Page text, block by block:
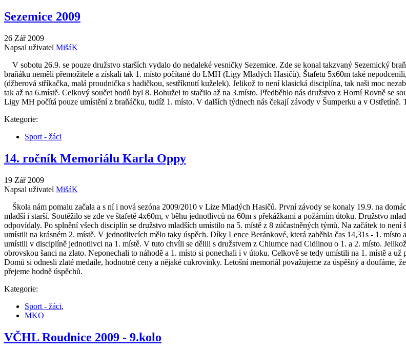
Sezemice 2009
26 Zář 2009
Napsal uživatel MišáK
V sobotu 26.9. se pouze družstvo starších vydalo do nedaleké vesničky Sezemice. Zde se konal takzvaný Sezemický
braňáku neměli přemožitele a získali tak 1. místo počítané do LMH (Ligy Mladých Hasičů). Štafetu 5x60m také
(džberová stříkačka, malá proudnička s hadičkou, sestříknutí kuželek). Jelikož to není klasická disciplína, tak naši moc
tak až na 6.místě. Celkový součet bodů byl 8. Bohužel to stačilo až na 3.místo. Předběhlo nás družstvo z Horní Rovně se
Ligy MH počítá pouze umístění z braňáčku, tudíž 1. místo. V dalších týdnech nás čekají závody v Šumperku a v Ostřetíně.
Kategorie:
Sport - žáci
14. ročník Memoriálu Karla Oppy
19 Zář 2009
Napsal uživatel MišáK
Škola nám pomalu začala a s ní i nová sezóna 2009/2010 v Lize Mladých Hasičů. První závody se konaly 19.9. na
mladší i starší. Soutěžilo se zde ve štafetě 4x60m, v běhu jednotlivců na 60m s překážkami a požárním útoku. Družstvo
odpovídaly. Po splnění všech disciplín se družstvo mladších umístilo na 5. místě z 8 zúčastněných týmů. Na začátek to není
umístili na krásném 2. místě. V jednotlivcích mělo taky úspěch. Díky Lence Beránkové, která zaběhla čas 14,31s - 1. místo
umístili v disciplíně jednotlivci na 1. místě. V tuto chvíli se dělili s družstvem z Chlumce nad Cidlinou o 1. a 2. místo.
obrovskou šanci na zlato. Neponechali to náhodě a 1. místo si ponechali i v útoku. Celkově se tedy umístili na 1. místě a
Domů si odnesli zlaté medaile, hodnotné ceny a nějaké cukrovinky. Letošní memoriál považujeme za úspěšný a doufáme,
přejeme hodně úspěchů.
Kategorie:
Sport - žáci,
MKO
VČHL Roudnice 2009 - 9.kolo